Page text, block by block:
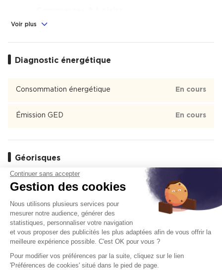
Alimentation
la ville de Saint-Denis dont 79 % des habitants sont
La Plaine Saint-Denis est un quartier animé avec 96 %
d'appartements et 4 % de maisons.
Il y a 300 commerces de proximité dont des commerces,
des restaurants et un supermarché.
Le quartier est bien desservi en transports en commun avec
48 % de ménages ne possédant pas de voiture et il y a de
nombreux espaces verts.
Le quartier est situé à 7 km du centre de Paris ou 27
minutes en voiture.
Voir plus
Diagnostic énergétique
Consommation énergétique En cours
Émission GED En cours
Géorisques
Les informations sur les risques auxquels ce bien est exposé
sont disponibles sur le siteGéorisques
Offressimilaires
Location de bureaux
Continuer sans accepter
Gestion des cookies
Nous utilisons plusieurs services pour
mesurer notre audience, générer des
statistiques, personnaliser votre navigation
et vous proposer des publicités les plus adaptées afin de vous offrir la
meilleure expérience possible. C'est OK pour vous ?
Pour modifier vos préférences par la suite, cliquez sur le lien
'Préférences de cookies' situé dans le pied de page.